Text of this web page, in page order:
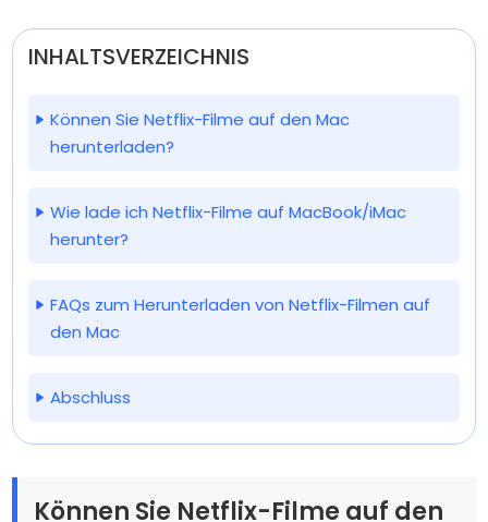
INHALTSVERZEICHNIS
Können Sie Netflix-Filme auf den Mac
herunterladen?
Wie lade ich Netflix-Filme auf MacBook/iMac
herunter?
FAQs zum Herunterladen von Netflix-Filmen auf
den Mac
Abschluss
Können Sie Netflix-Filme auf den